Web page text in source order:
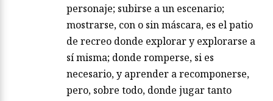
personaje; subirse a un escenario;
mostrarse, con o sin máscara, es el patio
de recreo donde explorar y explorarse a
sí misma; donde romperse, si es
necesario, y aprender a recomponerse,
pero, sobre todo, donde jugar tanto